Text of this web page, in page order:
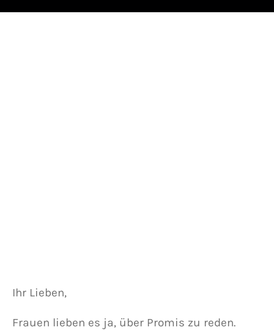
Ihr Lieben,
Frauen lieben es ja, über Promis zu reden.